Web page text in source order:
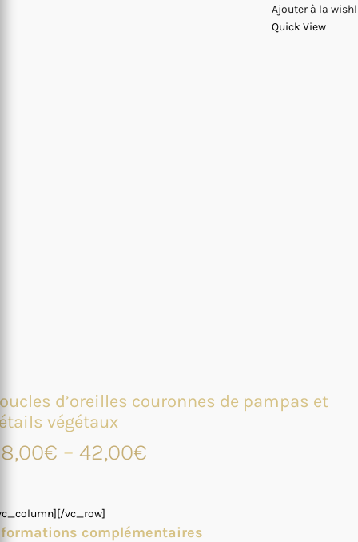
Ajouter à la
Quick View
d’oreilles couronnes de pampas et
végétaux
€ – 42,00€
vc_row]
complémentaires